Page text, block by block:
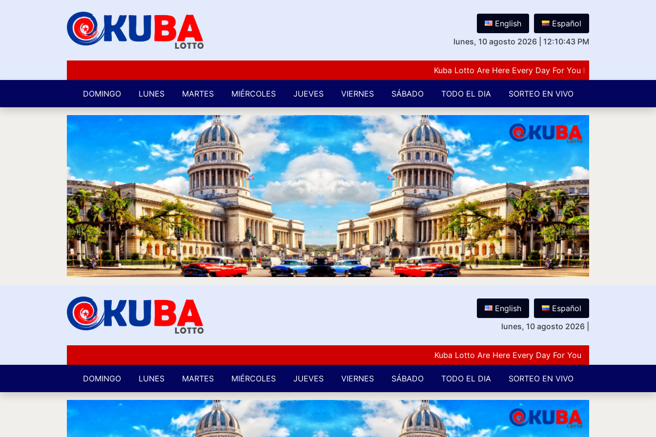
English
Español
lunes, 10 agosto 2026
12:10:44 PM
Kuba Lotto Are Here Every Day For You Lovers Of Number
DOMINGO LUNES MARTES MIÉRCOLES JUEVES VIERNES SÁBADO TODO EL DIA SORTEO EN VIVO
English
Español
lunes, 10 agosto 2026
Kuba Lotto Are Here Every Day For You Lovers Of Number
DOMINGO LUNES MARTES MIÉRCOLES JUEVES VIERNES SÁBADO TODO EL DIA SORTEO EN VIVO